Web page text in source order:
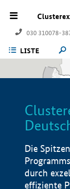
030 310078-
LISTE
Die
durch
effiziente